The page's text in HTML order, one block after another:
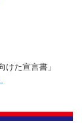
た宣言書」